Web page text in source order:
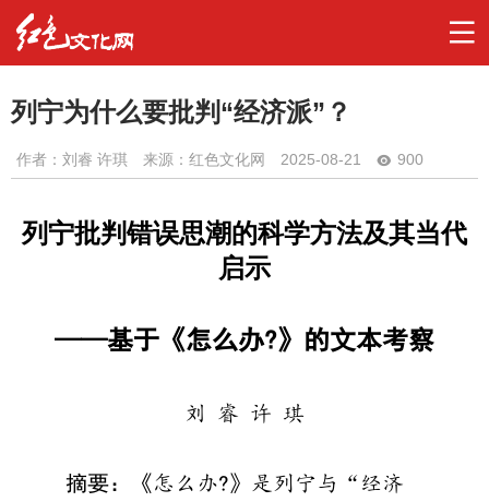
列宁为什么要批判“经济派”？
作者： 刘睿 许琪 来源：红色文化网 2025-08-21 900
列宁批判错误思潮的科学方法及其当代
启示
——基于《怎么办?》的文本考察
刘 睿 许 琪
摘要：
《怎么办?》是列宁与“经济